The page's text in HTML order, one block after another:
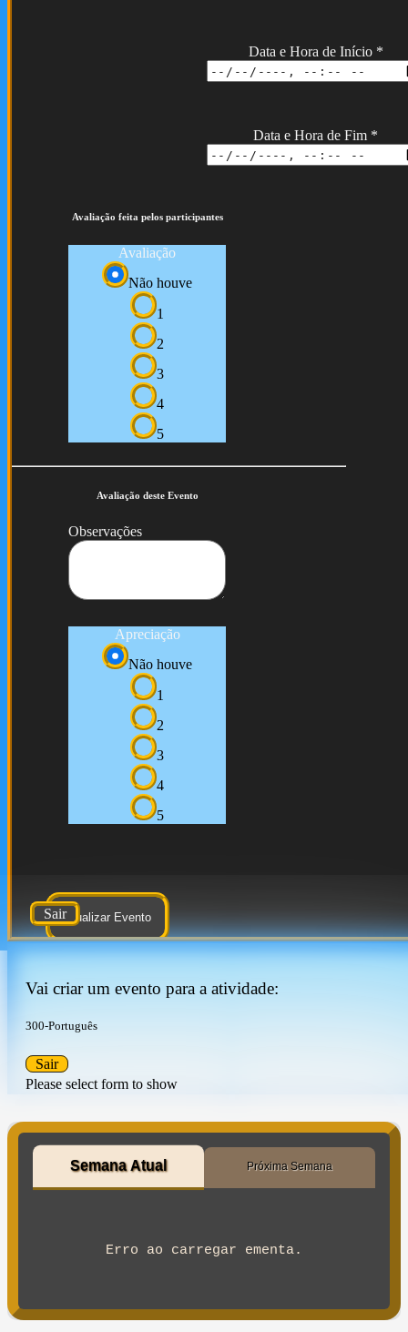
Data e Hora de Início *
Data e Hora de Fim *
Avaliação feita pelos participantes
Avaliação
Não houve
1
2
3
4
5
Avaliação deste Evento
Observações
Apreciação
Não houve
1
2
3
4
5
Atualizar Evento
Sair
Vai criar um evento para a atividade:
300-Português
Please select form to show
Sair
Semana Atual Próxima Semana
Erro ao carregar ementa.